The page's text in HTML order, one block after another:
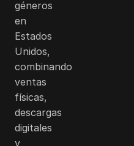
géneros
en
Estados
Unidos,
combinando
ventas
físicas,
descargas
digitales
y